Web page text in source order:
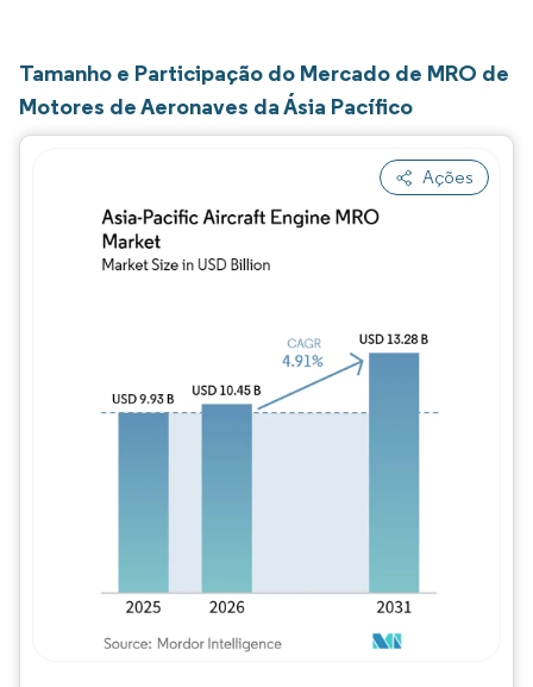
Tamanho e Participação do Mercado de MRO de
Motores de Aeronaves da Ásia Pacífico
Ações